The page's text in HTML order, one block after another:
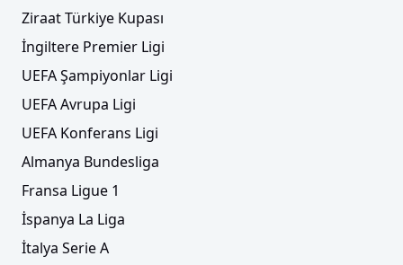
Ziraat Türkiye Kupası
İngiltere Premier Ligi
UEFA Şampiyonlar Ligi
UEFA Avrupa Ligi
UEFA Konferans Ligi
Almanya Bundesliga
Fransa Ligue 1
İspanya La Liga
İtalya Serie A